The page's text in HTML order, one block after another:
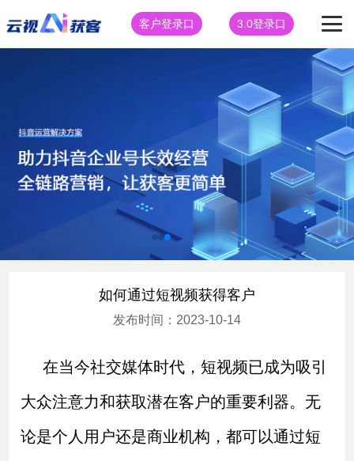
客户登录口 3.0登录口
如何通过短视频获得客户
发布时间：2023-10-14
在当今社交媒体时代，短视频已成为吸引
大众注意力和获取潜在客户的重要利器。无
论是个人用户还是商业机构，都可以通过短